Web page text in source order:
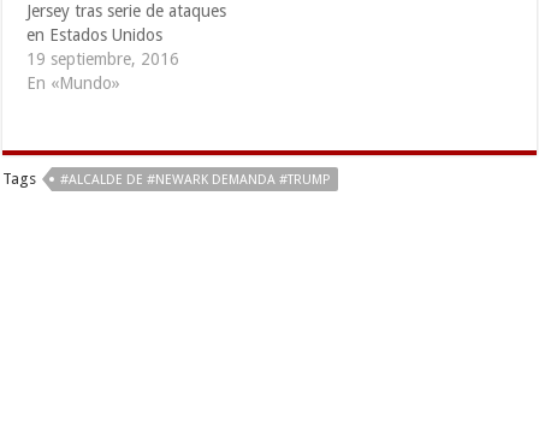
Jersey tras serie de ataques
en Estados Unidos
19 septiembre, 2016
En «Mundo»
Tags #ALCALDE DE #NEWARK DEMANDA #TRUMP